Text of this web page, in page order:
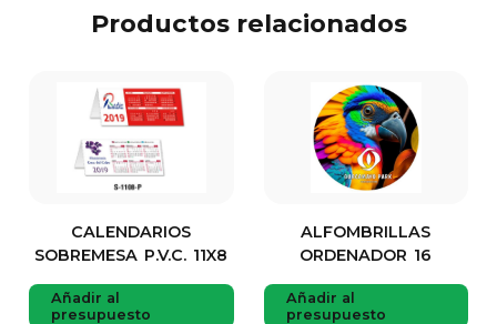
Productos relacionados
CALENDARIOS
SOBREMESA P.V.C. 11X8
Añadir al
presupuesto
ALFOMBRILLAS
ORDENADOR 16
Añadir al
presupuesto